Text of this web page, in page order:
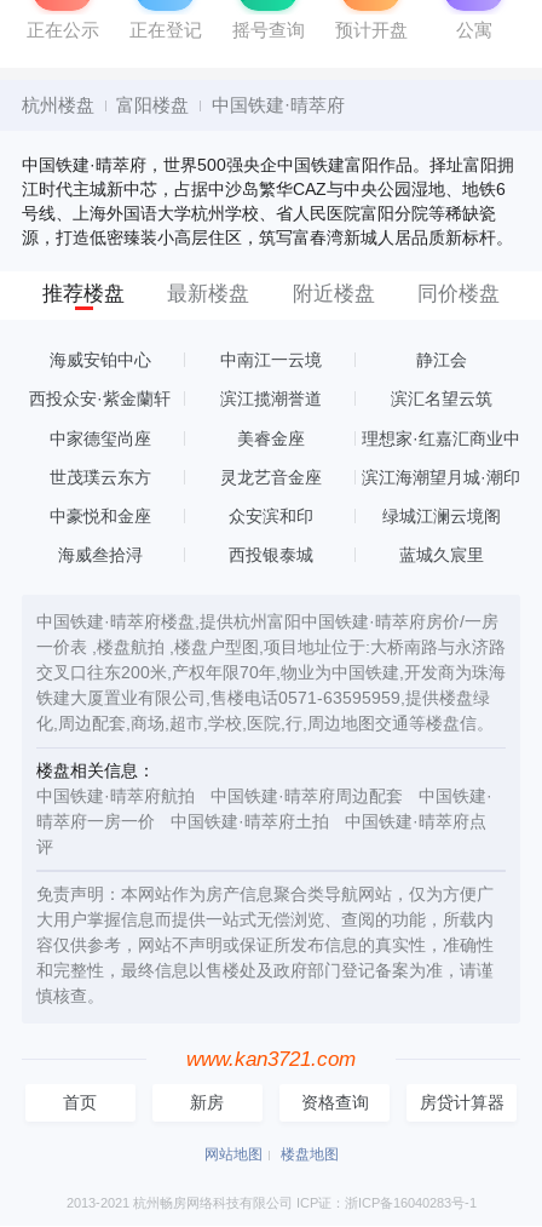
正在公示 正在登记 摇号查询 预计开盘 公寓
杭州楼盘 富阳楼盘 中国铁建·晴萃府
中国铁建·晴萃府，世界500强央企中国铁建富阳作品。择址富阳拥
江时代主城新中芯，占据中沙岛繁华CAZ与中央公园湿地、地铁6
号线、上海外国语大学杭州学校、省人民医院富阳分院等稀缺瓷
源，打造低密臻装小高层住区，筑写富春湾新城人居品质新标杆。
推荐楼盘 最新楼盘 附近楼盘 同价楼盘
海威安铂中心 中南江一云境 静江会
西投众安·紫金蘭轩 滨江揽潮誉道 滨汇名望云筑
中家德玺尚座 美睿金座
理想家·红嘉汇商业中
世茂璞云东方 灵龙艺音金座 滨江海潮望月城·潮印
中豪悦和金座 众安滨和印 绿城江澜云境阁
海威叁拾浔 西投银泰城 蓝城久宸里
中国铁建·晴萃府楼盘,提供杭州富阳中国铁建·晴萃府房价/一房
一价表 ,楼盘航拍 ,楼盘户型图,项目地址位于:大桥南路与永济路
交叉口往东200米,产权年限70年,物业为中国铁建,开发商为珠海
铁建大厦置业有限公司,售楼电话0571-63595959,提供楼盘绿
化,周边配套,商场,超市,学校,医院,行,周边地图交通等楼盘信。
楼盘相关信息：
中国铁建·晴萃府航拍
中国铁建·晴萃府周边配套
中国铁建·
晴萃府一房一价
中国铁建·晴萃府土拍
中国铁建·晴萃府点
评
免责声明：本网站作为房产信息聚合类导航网站，仅为方便广
大用户掌握信息而提供一站式无偿浏览、查阅的功能，所载内
容仅供参考，网站不声明或保证所发布信息的真实性，准确性
和完整性，最终信息以售楼处及政府部门登记备案为准，请谨
慎核查。
www.kan3721.com
首页 新房 资格查询 房贷计算器
网站地图 楼盘地图
2013-2021 杭州畅房网络科技有限公司 ICP证：浙ICP备16040283号-1